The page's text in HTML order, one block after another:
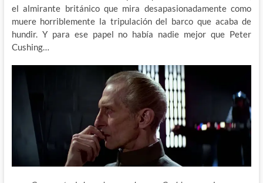
el almirante británico que mira desapasionadamente como
muere horriblemente la tripulación del barco que acaba de
hundir. Y para ese papel no había nadie mejor que Peter
Cushing…